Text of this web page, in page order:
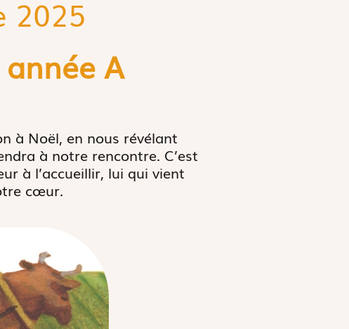
2025
A
à Noël, en nous révélant
à notre rencontre. C’est
à l’accueillir, lui qui vient
cœur.